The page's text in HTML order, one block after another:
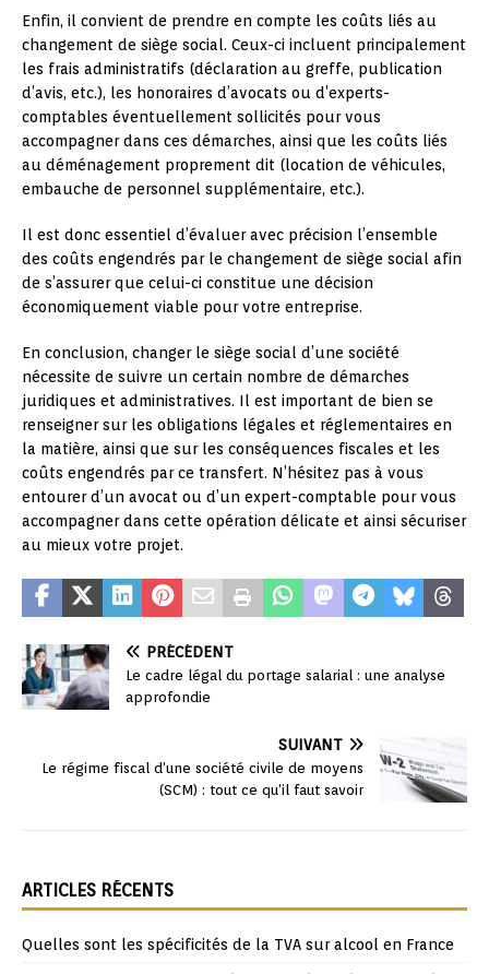
Enfin, il convient de prendre en compte les coûts liés au
changement de siège social. Ceux-ci incluent principalement
les frais administratifs (déclaration au greffe, publication
d’avis, etc.), les honoraires d’avocats ou d’experts-
comptables éventuellement sollicités pour vous
accompagner dans ces démarches, ainsi que les coûts liés
au déménagement proprement dit (location de véhicules,
embauche de personnel supplémentaire, etc.).
Il est donc essentiel d’évaluer avec précision l’ensemble
des coûts engendrés par le changement de siège social afin
de s’assurer que celui-ci constitue une décision
économiquement viable pour votre entreprise.
En conclusion, changer le siège social d’une société
nécessite de suivre un certain nombre de démarches
juridiques et administratives. Il est important de bien se
renseigner sur les obligations légales et réglementaires en
la matière, ainsi que sur les conséquences fiscales et les
coûts engendrés par ce transfert. N’hésitez pas à vous
entourer d’un avocat ou d’un expert-comptable pour vous
accompagner dans cette opération délicate et ainsi sécuriser
au mieux votre projet.
PRÉCÉDENT
Le cadre légal du portage salarial : une analyse
approfondie
SUIVANT
Le régime fiscal d’une société civile de moyens
(SCM) : tout ce qu’il faut savoir
ARTICLES RÉCENTS
Quelles sont les spécificités de la TVA sur alcool en France